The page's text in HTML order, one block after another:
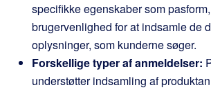
specifikke egenskaber som
brugervenlighed for at indsamle de
oplysninger, som kunderne søger.
Forskellige typer af anmeldelser:
understøtter indsamling af